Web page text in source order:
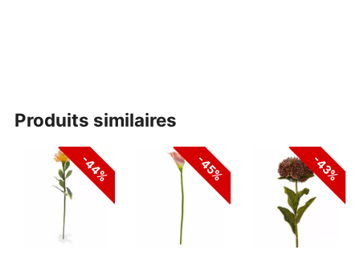
produits similaires
-44% -45% -43%